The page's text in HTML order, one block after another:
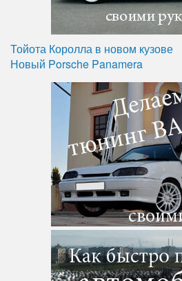
Тойота Королла в новом кузове
Новый Porsche Panamera